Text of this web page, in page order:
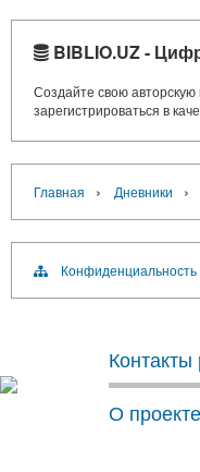
BIBLIO.UZ -
Создайте свою
зарегистрироваться в
Главная › Дневники ›
Конфиденциальность
О проекте